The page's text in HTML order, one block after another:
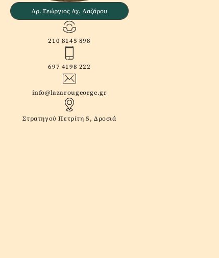
Δρ. Γεώργιος Αχ. Λαζάρου
210 8145 898
697 4198 222
info@lazarougeorge.gr
Στρατηγού Πετρίτη 5, Δροσιά